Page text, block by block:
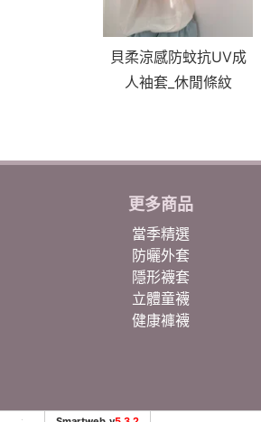
貝柔涼感防蚊抗UV成
人袖套_休閒條紋
更多商品
當季精選
防曬外套
隱形襪套
立體童襪
健康褲襪